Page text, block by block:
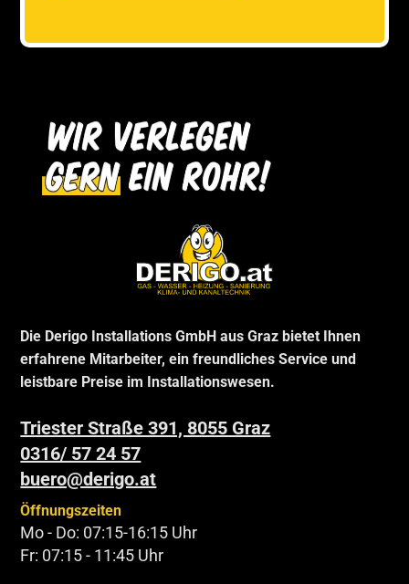
Die Derigo Installations GmbH aus Graz bietet Ihnen
erfahrene Mitarbeiter, ein freundliches Service und
leistbare Preise im Installationswesen.
Triester Straße 391, 8055 Graz
0316/ 57 24 57
buero@derigo.at
Öffnungszeiten
Mo - Do: 07:15-16:15 Uhr
Fr: 07:15 - 11:45 Uhr